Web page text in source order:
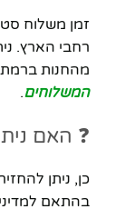
רחבי הארץ.
מהחנות ברמת
המשלוחים.
❓ האם
בהתאם